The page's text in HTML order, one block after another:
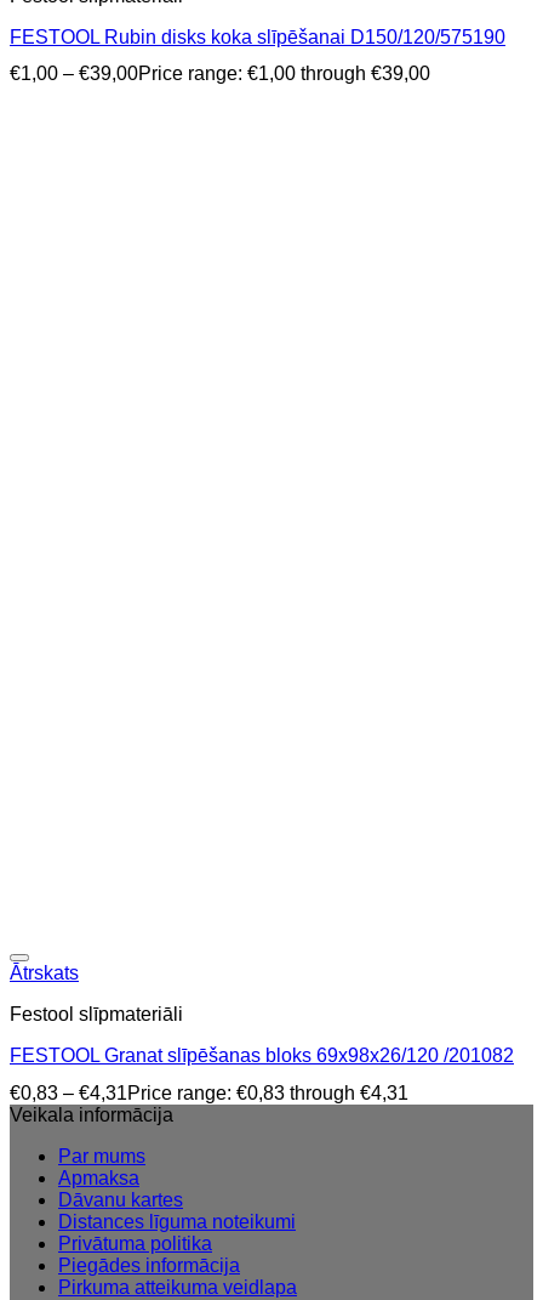
FESTOOL Rubin disks koka slīpēšanai D150/120/575190
€1,00 – €39,00Price range: €1,00 through €39,00
Ātrskats
Festool slīpmateriāli
FESTOOL Granat slīpēšanas bloks 69x98x26/120 /201082
€0,83 – €4,31Price range: €0,83 through €4,31
Veikala informācija
Par mums
Apmaksa
Dāvanu kartes
Distances līguma noteikumi
Privātuma politika
Piegādes informācija
Pirkuma atteikuma veidlapa